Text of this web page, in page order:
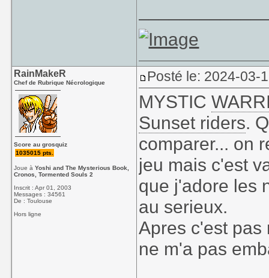
RainMakeR
Chef de Rubrique Nécrologique
Score au grosquiz
1035015 pts.
Joue àYoshi and The Mysterious Book,
Cronos, Tormented Souls 2
Inscrit : Apr 01, 2003
Messages : 34561
De : Toulouse
Hors ligne
Posté le: 2024-03-
MYSTIC
Sunset riders.
comparer... on
jeu mais c'est
que j'adore les
au serieux.
Apres c'est
ne m'a pas